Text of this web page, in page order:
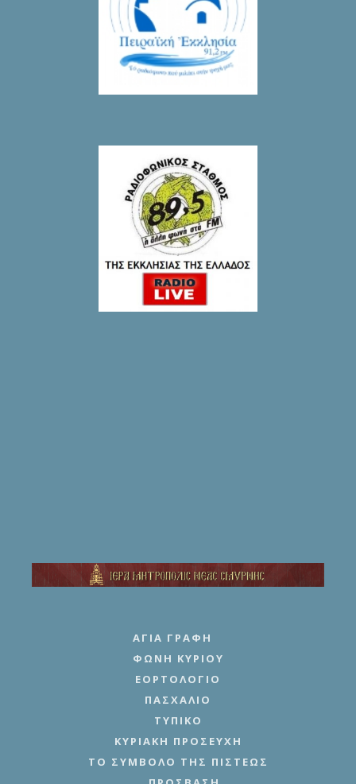
ΑΓΊΑ ΓΡΑΦΉ
ΦΩΝΉ ΚΥΡΊΟΥ
ΕΟΡΤΟΛΌΓΙΟ
ΠΑΣΧΆΛΙΟ
ΤΥΠΙΚΌ
ΚΥΡΙΑΚΉ ΠΡΟΣΕΥΧΉ
ΤΟ ΣΎΜΒΟΛΟ ΤΗΣ ΠΊΣΤΕΩΣ